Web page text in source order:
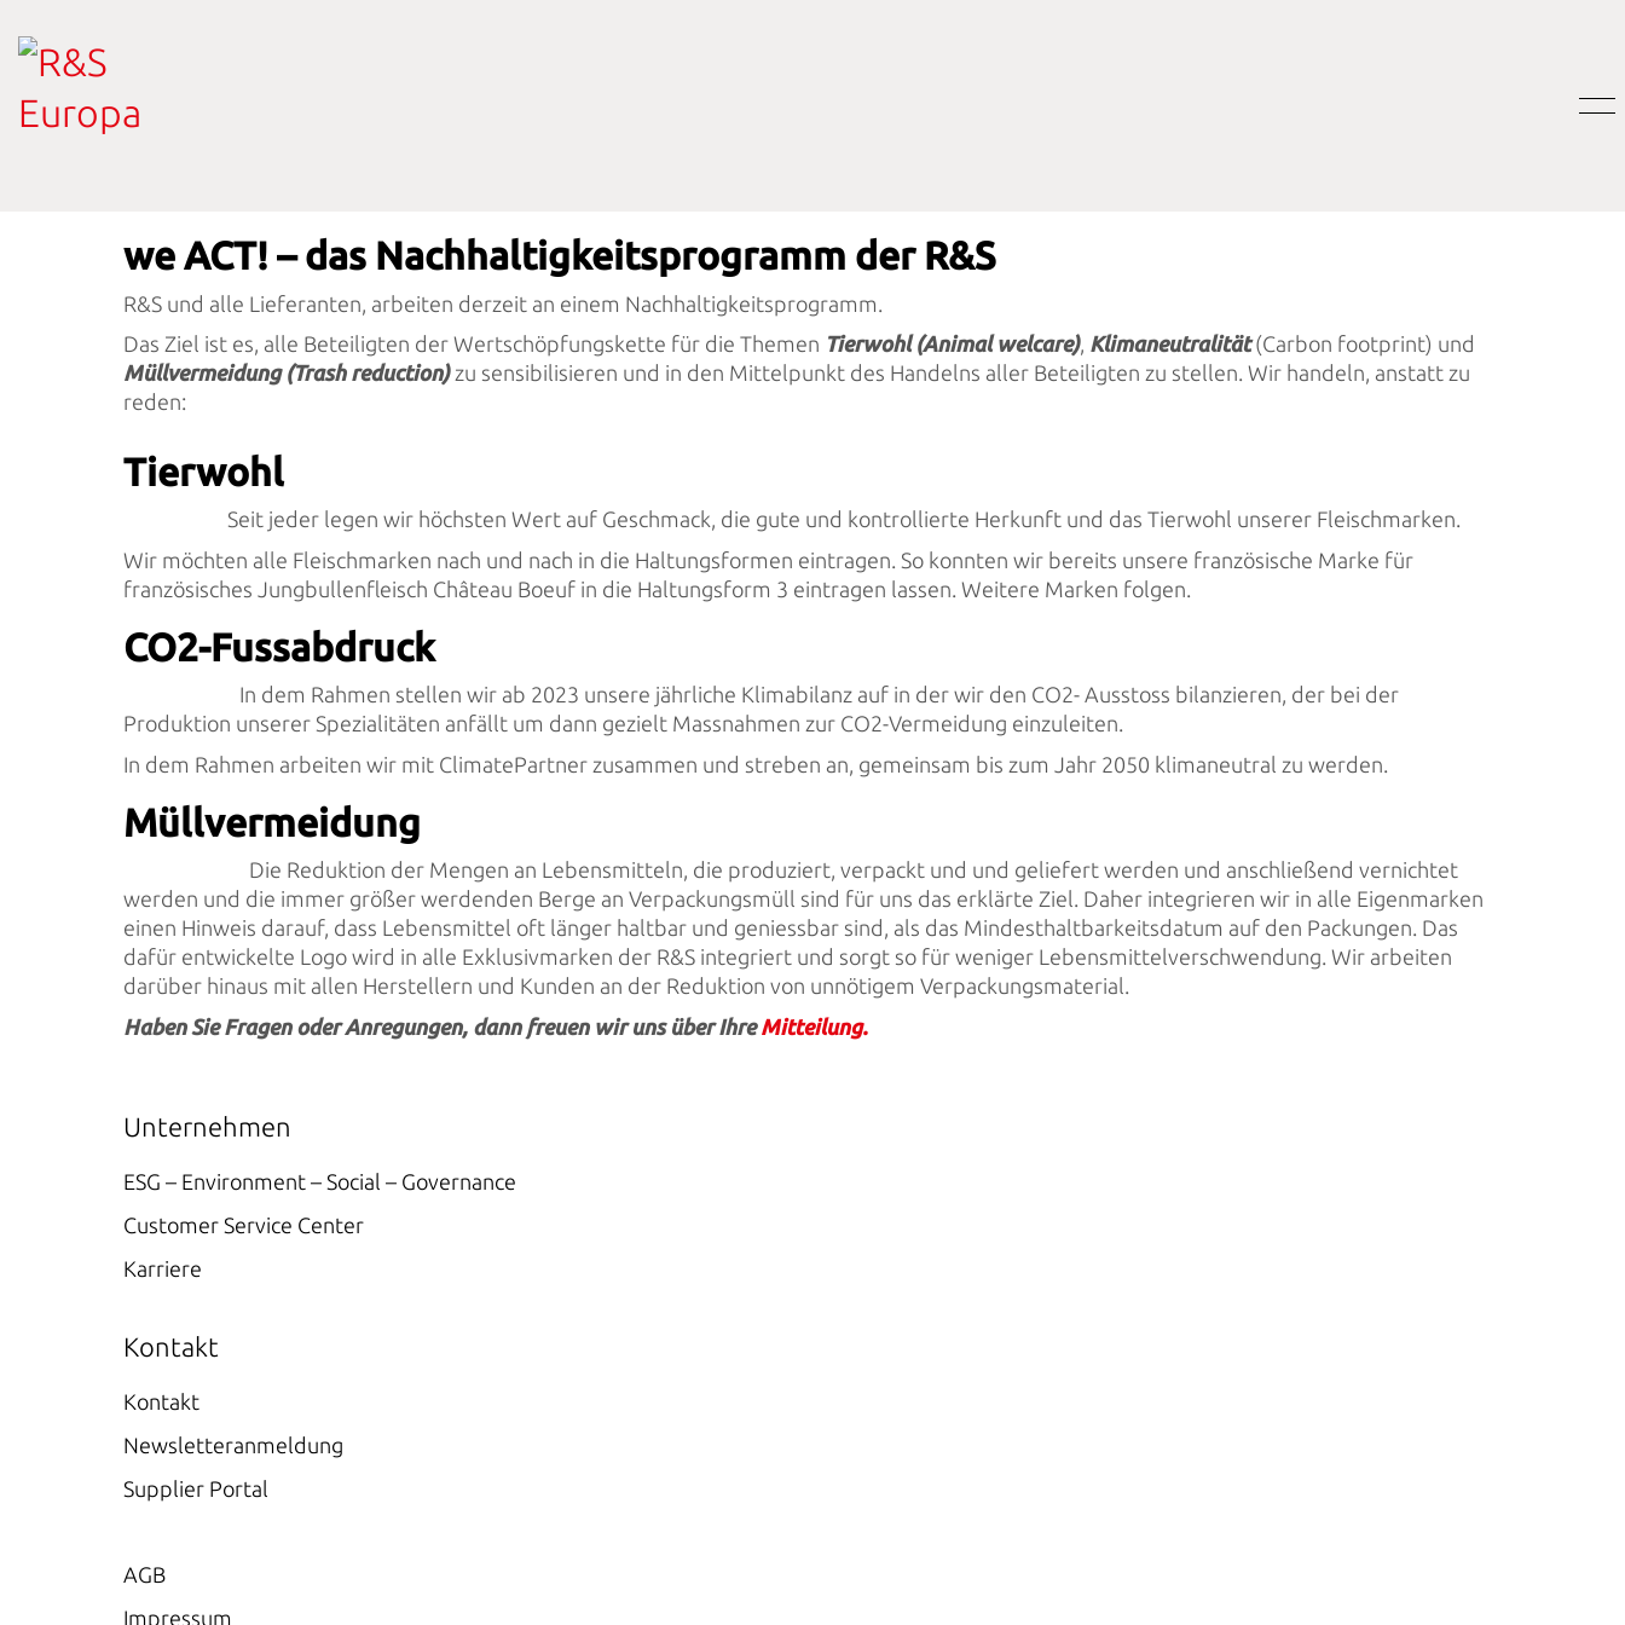
we ACT! – das Nachhaltigkeitsprogramm der R&S
R&S und alle Lieferanten, arbeiten derzeit an einem Nachhaltigkeitsprogramm.
Das Ziel ist es, alle Beteiligten der Wertschöpfungskette für die Themen Tierwohl (Animal welcare), Klimaneutralität(Carbon footprint) und
Müllvermeidung (Trash reduction)zu sensibilisieren und in den Mittelpunkt des Handelns aller Beteiligten zu stellen. Wir handeln, anstatt zu
reden:
Tierwohl
Seit jeder legen wir höchsten Wert auf Geschmack, die gute und kontrollierte Herkunft und das Tierwohl unserer Fleischmarken.
Wir möchten alle Fleischmarken nach und nach in die Haltungsformen eintragen. So konnten wir bereits unsere französische Marke für
französisches Jungbullenfleisch Château Boeuf in die Haltungsform 3 eintragen lassen. Weitere Marken folgen.
CO2-Fussabdruck
In dem Rahmen stellen wir ab 2023 unsere jährliche Klimabilanz auf in der wir den CO2- Ausstoss bilanzieren, der bei der
Produktion unserer Spezialitäten anfällt um dann gezielt Massnahmen zur CO2-Vermeidung einzuleiten.
In dem Rahmen arbeiten wir mit ClimatePartner zusammen und streben an, gemeinsam bis zum Jahr 2050 klimaneutral zu werden.
Müllvermeidung
Die Reduktion der Mengen an Lebensmitteln, die produziert, verpackt und und geliefert werden und anschließend vernichtet
werden und die immer größer werdenden Berge an Verpackungsmüll sind für uns das erklärte Ziel. Daher integrieren wir in alle Eigenmarken
einen Hinweis darauf, dass Lebensmittel oft länger haltbar und geniessbar sind, als das Mindesthaltbarkeitsdatum auf den Packungen. Das
dafür entwickelte Logo wird in alle Exklusivmarken der R&S integriert und sorgt so für weniger Lebensmittelverschwendung. Wir arbeiten
darüber hinaus mit allen Herstellern und Kunden an der Reduktion von unnötigem Verpackungsmaterial.
Haben Sie Fragen oder Anregungen, dann freuen wir uns über IhreMitteilung.
Unternehmen
ESG – Environment – Social – Governance
Customer Service Center
Karriere
Kontakt
Kontakt
Newsletteranmeldung
Supplier Portal
AGB
Impressum